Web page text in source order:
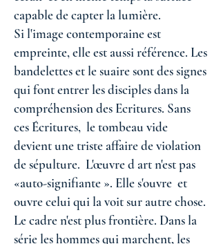
capable de capter la lumière.
Si l'image contemporaine est
empreinte, elle est aussi référence. Les
bandelettes et le suaire sont des signes
qui font entrer les disciples dans la
compréhension des Ecritures. Sans
ces Écritures, le tombeau vide
devient une triste affaire de violation
de sépulture. L'œuvre d art n'est pas
«auto-signifiante ». Elle s'ouvre et
ouvre celui qui la voit sur autre chose.
Le cadre n'est plus frontière. Dans la
série les hommes qui marchent, les